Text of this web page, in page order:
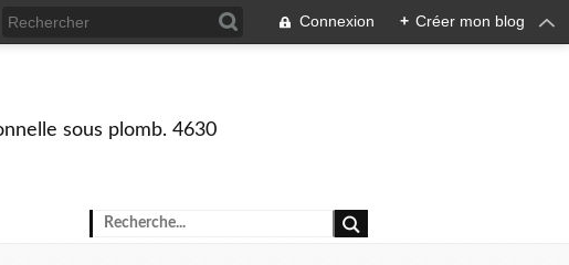
Connexion + Créer mon blog
sous plomb. 4630